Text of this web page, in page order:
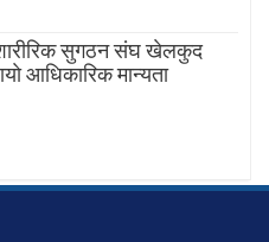
सुगठन संघ खेलकुद
आधिकारिक मान्यता